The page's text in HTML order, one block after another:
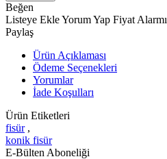
Beğen
Listeye EkleYorum Yap Fiyat Alarmı
Paylaş
Ürün Açıklaması
Ödeme Seçenekleri
Yorumlar
İade Koşulları
Ürün Etiketleri
fisür ,
konik fisür
E-Bülten Aboneliği